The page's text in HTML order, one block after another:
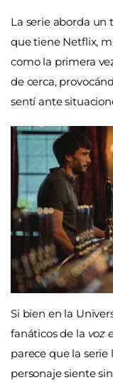
La serie aborda un
que tiene Netflix,
como la primera
de cerca,
sentí ante
Si bien en la
fanáticos de la voz
parece que la serie
personaje siente